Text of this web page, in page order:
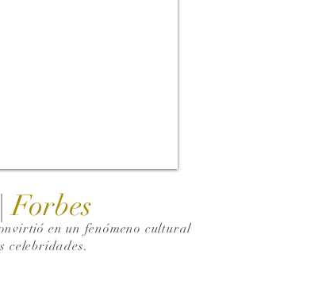
|Forbes
en un fenómeno cultural
celebridades.